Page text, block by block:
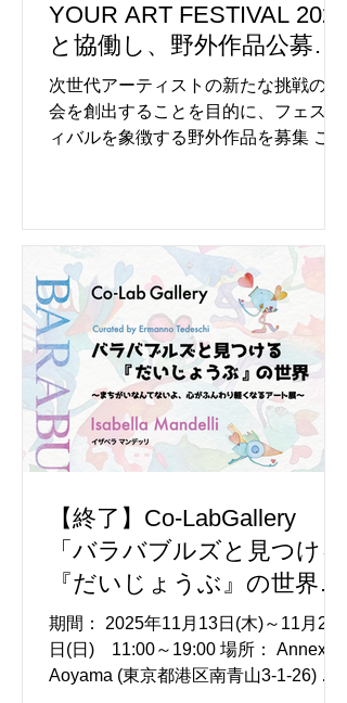
YOUR ART FESTIVAL 2026
と協働し、野外作品公募プ
ログラム「PUBLIC ART
NOW」を始動。作品募集を
開始。
次世代アーティストの新たな挑戦の機
会を創出することを目的に、フェステ
ィバルを象徴する野外作品を募集 この
式会社Pasona art now（本社：東京都
港区、代表取締役：大日向由香里）は
MEET YOUR ART FESTIVAL 2026と
の協働により、野外作品公募プログラ
ム「PUBLIC ART NOW」を始動し、7
月14日(火)より作品募集を開始いたし
ます。 （応募フォーム：
https://forms.gle/5FYF6b7t8tc6WBt79
） 「PUBLIC ART NOW」は、野外作
品の発表機会を通じてアーティストの
新たな挑戦を後押しするとともに、株
式会社Pasona art nowおよびMEET
YOUR ARTとの継続的な協働へとつな
がる機会を創出することを目的とした
れた作品は、「MEET YOUR ART
FESTIVAL 2026」の会場内で野外作品
として展示されるほか、株式会社Pas
【終了】Co-LabGallery
「バラバブルズと見つける
『だいじょうぶ』の世界～
まちがいなんてないよ、心
がふんわり軽くなるアート
展～」
期間： 2025年11月13日(木)～11月23
日(日) 11:00～19:00 場所： Annex
Aoyama (東京都港区南青山3-1-26)